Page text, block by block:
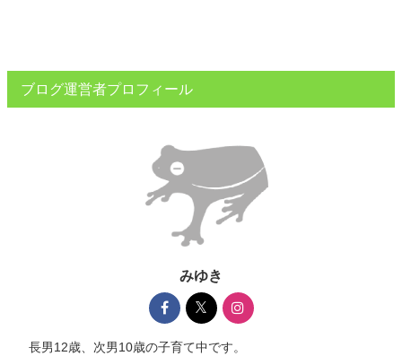
ブログ運営者プロフィール
みゆき
長男12歳、次男10歳の子育て中です。